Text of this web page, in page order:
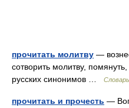
прочитать молитву —
сотворить молитву,
русских синонимов …
прочитать и прочесть —